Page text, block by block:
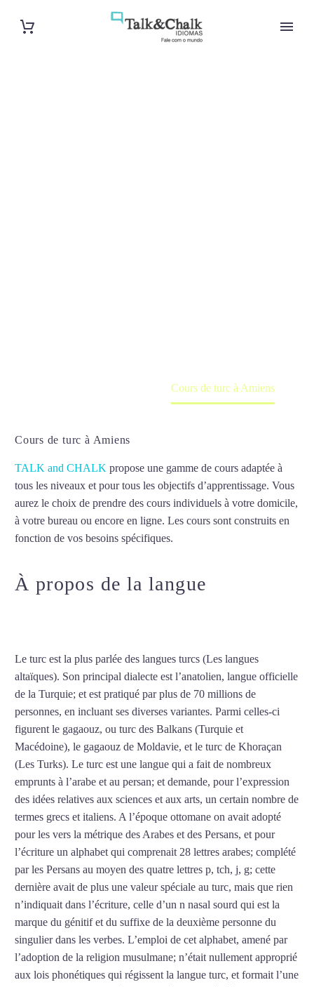
Cours de turc à Amiens
Cours de turc à Amiens
TALK and CHALK propose une gamme de cours adaptée à
tous les niveaux et pour tous les objectifs d’apprentissage. Vous
aurez le choix de prendre des cours individuels à votre domicile,
à votre bureau ou encore en ligne. Les cours sont construits en
fonction de vos besoins spécifiques.
À propos de la langue
Le turc est la plus parlée des langues turcs (Les langues
altaïques). Son principal dialecte est l’anatolien, langue officielle
de la Turquie; et est pratiqué par plus de 70 millions de
personnes, en incluant ses diverses variantes. Parmi celles-ci
figurent le gagaouz, ou turc des Balkans (Turquie et
Macédoine), le gagaouz de Moldavie, et le turc de Khoraçan
(Les Turks). Le turc est une langue qui a fait de nombreux
emprunts à l’arabe et au persan; et demande, pour l’expression
des idées relatives aux sciences et aux arts, un certain nombre de
termes grecs et italiens. A l’époque ottomane on avait adopté
pour les vers la métrique des Arabes et des Persans, et pour
l’écriture un alphabet qui comprenait 28 lettres arabes; complété
par les Persans au moyen des quatre lettres p, tch, j, g; cette
dernière avait de plus une valeur spéciale au turc, mais que rien
n’indiquait dans l’écriture, celle d’un n nasal sourd qui est la
marque du génitif et du suffixe de la deuxième personne du
singulier dans les verbes. L’emploi de cet alphabet, amené par
l’adoption de la religion musulmane; n’était nullement approprié
aux lois phonétiques qui régissent la langue turc, et formait l’une